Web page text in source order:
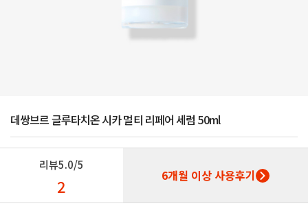
데쌍브르 글루타치온 시카 멀티 리페어 세럼 50ml
리뷰5.0/5
2 6개월 이상 사용후기